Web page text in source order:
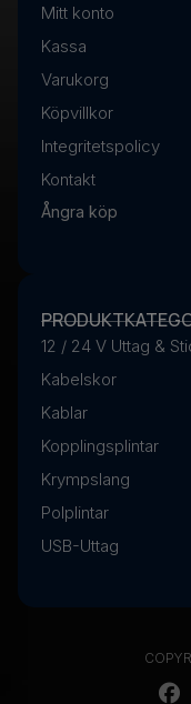
Mitt konto
Kassa
Varukorg
Köpvillkor
Integritetspolicy
Kontakt
Ångra köp
12 / 24 V Uttag &
Kabelskor
Kablar
Kopplingsplintar
Krympslang
Polplintar
USB-Uttag